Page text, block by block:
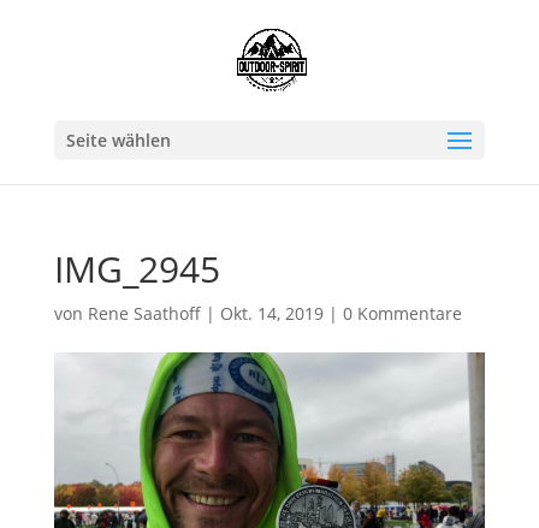
Seite wählen
IMG_2945
von Rene Saathoff| Okt. 14, 2019| 0 Kommentare